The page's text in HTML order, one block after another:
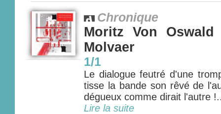
Chronique
Moritz Von
Molvaer
1/1
Le dialogue feutré d'une
tisse la bande son rêvé de
dégueux comme dirait l'autre
Lire la suite